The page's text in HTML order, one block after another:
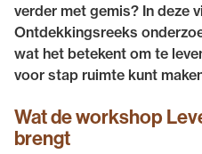
verder met gemis? In deze
Ontdekkingsreeks
wat het betekent om te
voor stap ruimte kunt
Wat de workshop
brengt